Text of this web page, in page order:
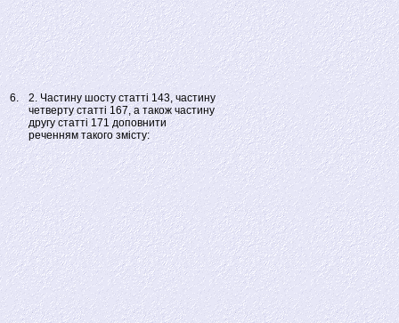
6.
2. Частину шосту статті 143, частину
четверту статті 167, а також частину
другу статті 171 доповнити
реченням такого змісту: